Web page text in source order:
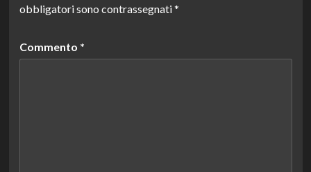
obbligatori sono contrassegnati*
Commento *